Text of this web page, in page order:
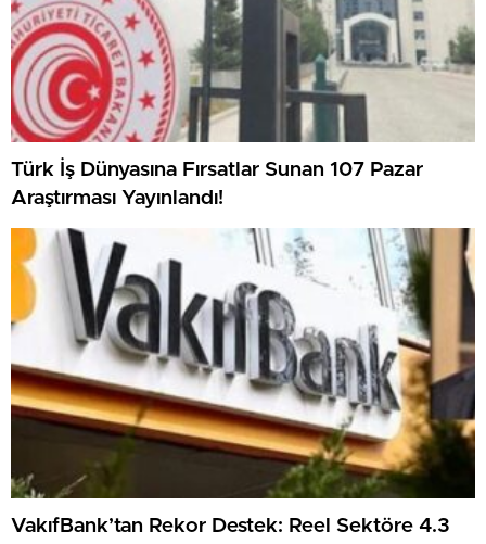
Türk İş Dünyasına Fırsatlar Sunan 107 Pazar
Araştırması Yayınlandı!
VakıfBank’tan Rekor Destek: Reel Sektöre 4.3